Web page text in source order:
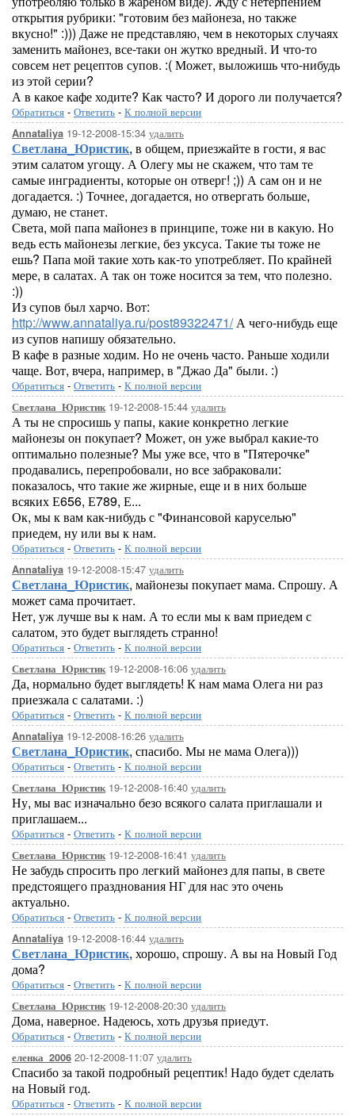
открытия рубрики: "готовим без майонеза, но также
вкусно!" :))) Даже не представляю, чем в некоторых случаях
заменить майонез, все-таки он жутко вредный. И что-то
совсем нет рецептов супов. :( Может, выложишь что-нибудь
из этой серии?
А в какое кафе ходите? Как часто? И дорого ли получается?
Обратиться - Ответить - К полной версии
Annataliya 19-12-2008-15:34 удалить
Светлана_Юристик, в общем, приезжайте в гости, я вас
этим салатом угощу. А Олегу мы не скажем, что там те
самые инградиенты, которые он отверг! ;)) А сам он и не
догадается. :) Точнее, догадается, но отвергать больше,
думаю, не станет.
Света, мой папа майонез в принципе, тоже ни в какую. Но
ведь есть майонезы легкие, без уксуса. Такие ты тоже не
ешь? Папа мой такие хоть как-то употребляет. По крайней
мере, в салатах. А так он тоже носится за тем, что полезно.
:))
Из супов был харчо. Вот:
http://www.annataliya.ru/post89322471/А чего-нибудь еще
из супов напишу обязательно.
В кафе в разные ходим. Но не очень часто. Раньше ходили
чаще. Вот, вчера, например, в "Джао Да" были. :)
Обратиться - Ответить - К полной версии
Светлана_Юристик19-12-2008-15:44 удалить
А ты не спросишь у папы, какие конкретно легкие
майонезы он покупает? Может, он уже выбрал какие-то
оптимально полезные? Мы уже все, что в "Пятерочке"
продавались, перепробовали, но все забраковали:
показалось, что такие же жирные, еще и в них больше
всяких Е656, Е789, Е...
Ок, мы к вам как-нибудь с "Финансовой каруселью"
приедем, ну или вы к нам.
Обратиться - Ответить - К полной версии
Annataliya 19-12-2008-15:47 удалить
Светлана_Юристик, майонезы покупает мама. Спрошу. А
может сама прочитает.
Нет, уж лучше вы к нам. А то если мы к вам приедем с
салатом, это будет выглядеть странно!
Обратиться - Ответить - К полной версии
Светлана_Юристик19-12-2008-16:06 удалить
Да, нормально будет выглядеть! К нам мама Олега ни раз
приезжала с салатами. :)
Обратиться - Ответить - К полной версии
Annataliya 19-12-2008-16:26 удалить
Светлана_Юристик, спасибо. Мы не мама Олега)))
Обратиться - Ответить - К полной версии
Светлана_Юристик19-12-2008-16:40 удалить
Ну, мы вас изначально безо всякого салата приглашали и
приглашаем...
Обратиться - Ответить - К полной версии
Светлана_Юристик19-12-2008-16:41 удалить
Не забудь спросить про легкий майонез для папы, в свете
предстоящего празднования НГ для нас это очень
актуально.
Обратиться - Ответить - К полной версии
Annataliya 19-12-2008-16:44 удалить
Светлана_Юристик, хорошо, спрошу. А вы на Новый Год
дома?
Обратиться - Ответить - К полной версии
Светлана_Юристик19-12-2008-20:30 удалить
Дома, наверное. Надеюсь, хоть друзья приедут.
Обратиться - Ответить - К полной версии
еленка_2006 20-12-2008-11:07 удалить
Спасибо за такой подробный рецептик! Надо будет сделать
на Новый год.
Обратиться - Ответить - К полной версии